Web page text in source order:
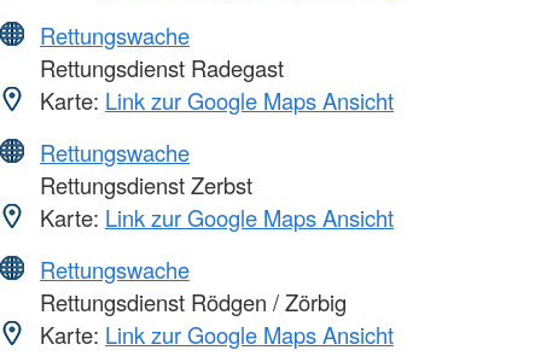
Rettungswache
Rettungsdienst Radegast
Karte: Link zur Google Maps Ansicht
Rettungswache
Rettungsdienst Zerbst
Karte: Link zur Google Maps Ansicht
Rettungswache
Rettungsdienst Rödgen / Zörbig
Karte: Link zur Google Maps Ansicht